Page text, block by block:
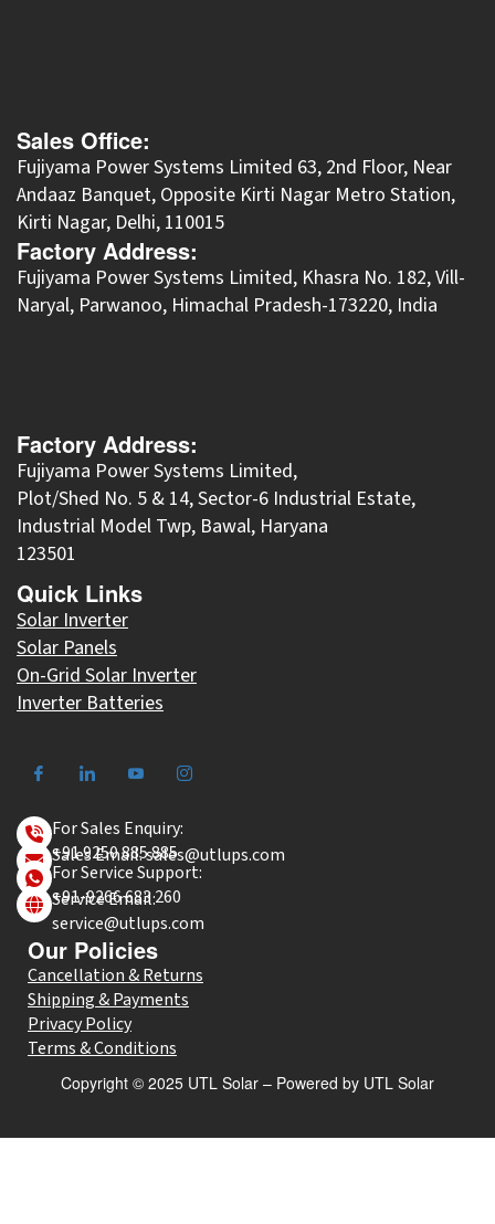
Sales Office:
Fujiyama Power Systems Limited 63, 2nd Floor, Near
Andaaz Banquet, Opposite Kirti Nagar Metro Station,
Kirti Nagar, Delhi, 110015
Factory Address:
​Fujiyama Power Systems Limited, Khasra No. 182, Vill-
Naryal, Parwanoo, Himachal Pradesh-173220, India
Factory Address:
Fujiyama Power Systems Limited,
Plot/Shed No. 5 & 14, Sector-6 Industrial Estate,
Industrial Model Twp, Bawal, Haryana
123501
Quick Links
Solar Inverter
Solar Panels
On-Grid Solar Inverter
Inverter Batteries
For Sales Enquiry:
+91 9250 885 885
Sales Email: sales@utlups.com
For Service Support:
+91-9266 683 260
Service Email:
service@utlups.com
Our Policies
Cancellation & Returns
Shipping & Payments
Privacy Policy
Terms & Conditions
Copyright © 2025 UTL Solar – Powered by UTL Solar